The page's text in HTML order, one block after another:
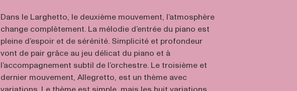
Dans le Larghetto, le deuxième mouvement, l’atmosphère
change complètement. La mélodie d’entrée du piano est
pleine d’espoir et de sérénité. Simplicité et profondeur
vont de pair grâce au jeu délicat du piano et à
l’accompagnement subtil de l’orchestre. Le troisième et
dernier mouvement, Allegretto, est un thème avec